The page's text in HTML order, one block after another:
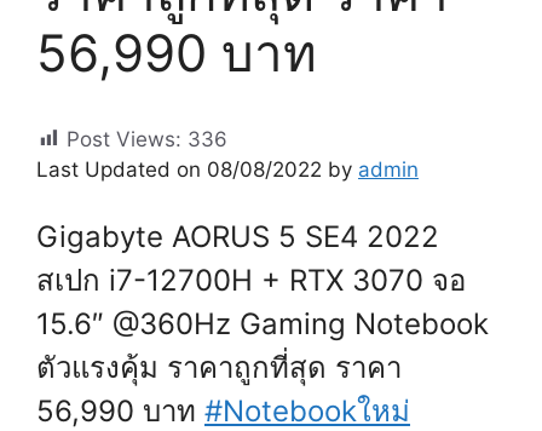
56,990 บาท
Post Views: 336
Last Updated on 08/08/2022 by admin
Gigabyte AORUS 5 SE4 2022
สเปก i7-12700H + RTX 3070 จอ
15.6″ @360Hz Gaming Notebook
ตัวแรงคุ้ม ราคาถูกที่สุด ราคา
56,990 บาท #Notebookใหม่